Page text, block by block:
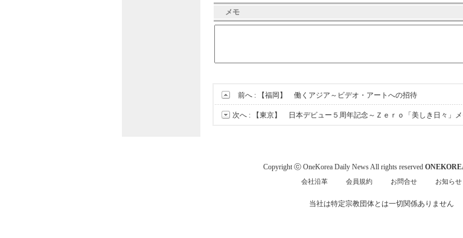
メモ
前へ : 【福岡】 働くアジア～ビデオ・アートへの招待
次へ : 【東京】 日本デビュー５周年記念～Ｚｅｒｏ「美しき日々」
Copyright ⓒ OneKorea Daily News All rights reserved
会社沿革 会員規約 お問合せ お知らせ
当社は特定宗教団体とは一切関係ありません